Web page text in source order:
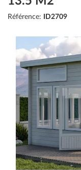
Référence: ID2709